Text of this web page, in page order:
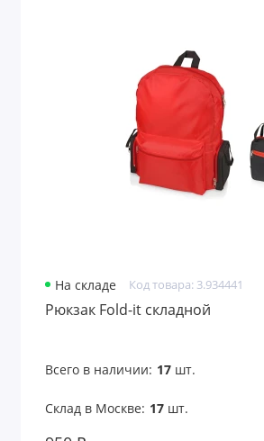
На складе Код товара: 3.934441
Рюкзак Fold-it складной
Всего в наличии: 17шт.
Склад в Москве: 17шт.